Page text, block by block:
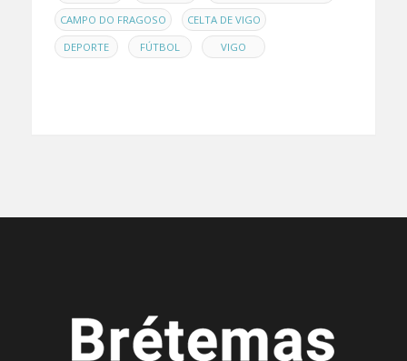
CAMPO DO FRAGOSO , CELTA DE VIGO ,
DEPORTE , FÚTBOL , VIGO